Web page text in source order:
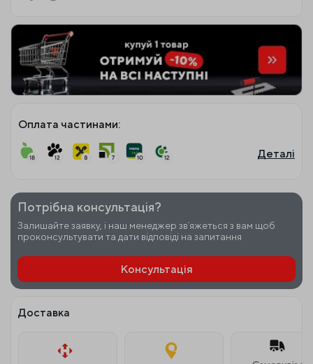
Оплата частинами:
Деталі
Потрібна консультація?
Залишайте заявку, і наш менеджер звʼяжеться з вам щоб
проконсультувати та дати відповіді на запитання
Консультація
Доставка